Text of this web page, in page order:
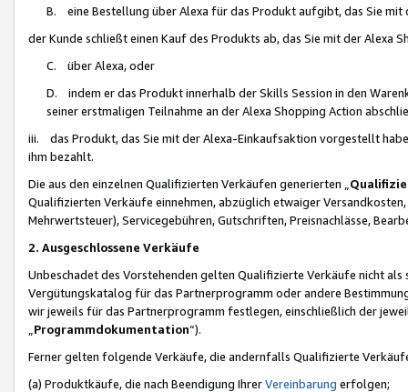
B. eine Bestellung über Alexa für das Produkt aufgibt, das Sie mit
der Kunde schließt einen Kauf des Produkts ab, das Sie mit der Alexa
C. über Alexa, oder
D. indem er das Produkt innerhalb der Skills Session in den
seiner erstmaligen Teilnahme an der Alexa Shopping Action
iii. das Produkt, das Sie mit der Alexa-Einkaufsaktion vorgestellt
ihm bezahlt.
Die aus den einzelnen Qualifizierten Verkäufen generierten „
Qualifizierten Verkäufe einnehmen, abzüglich etwaiger
Mehrwertsteuer), Servicegebühren, Gutschriften, Preisnachlässe,
2. Ausgeschlossene Verkäufe
Unbeschadet des Vorstehenden gelten Qualifizierte Verkäufe nicht
Vergütungskatalog für das Partnerprogramm oder andere
wir jeweils für das Partnerprogramm festlegen, einschließlich der
Programmdokumentation“).
Ferner gelten folgende Verkäufe, die andernfalls Qualifizierte
(a) Produktkäufe, die nach Beendigung IhrerVereinbarung erfolgen;